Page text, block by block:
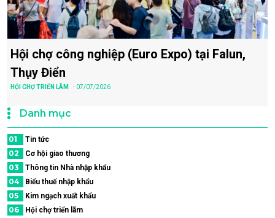
Hội chợ công nghiệp (Euro Expo) tại Falun,
Thụy Điển
HỘI CHỢ TRIỂN LÃM - 07/07/2026
Danh mục
01 Tin tức
02 Cơ hội giao thương
03 Thông tin Nhà nhập khẩu
04 Biểu thuế nhập khẩu
05 Kim ngạch xuất khẩu
06 Hội chợ triển lãm